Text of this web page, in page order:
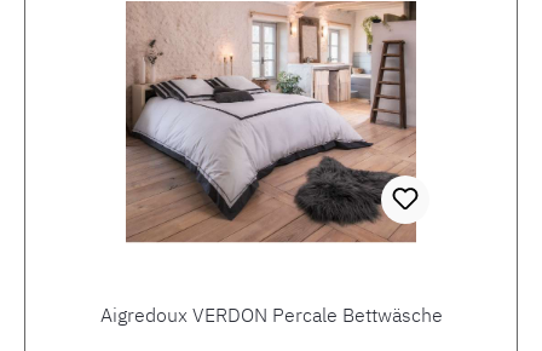
Aigredoux VERDON Percale Bettwäsche